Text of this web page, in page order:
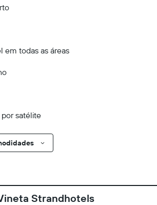
em todas as áreas
satélite
Strandhotels